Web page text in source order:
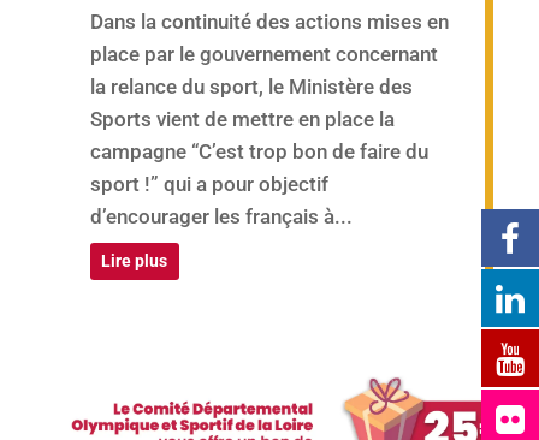
Dans la continuité des actions mises en
place par le gouvernement concernant
la relance du sport, le Ministère des
Sports vient de mettre en place la
campagne “C’est trop bon de faire du
sport !” qui a pour objectif
d’encourager les français à...
Lire plus